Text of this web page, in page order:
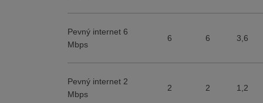
Pevný internet 6
Mbps
6 6 3,6
Pevný internet 2
Mbps
2 2 1,2